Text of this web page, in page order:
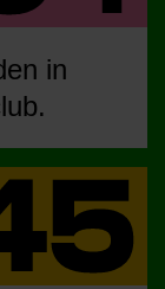
in